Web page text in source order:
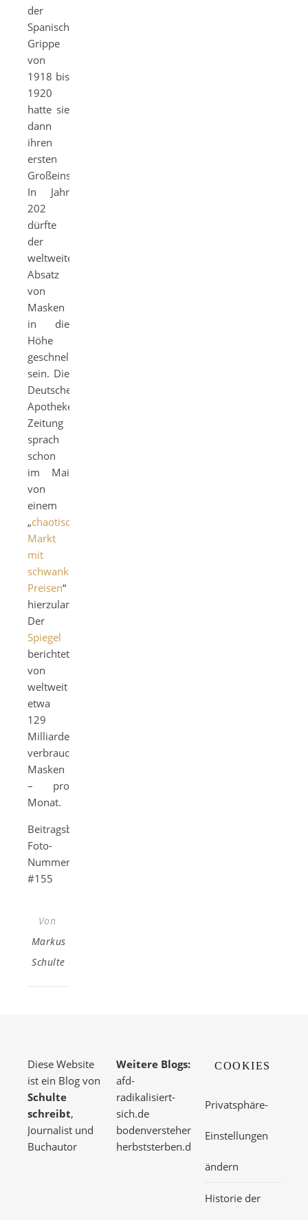
der
Spanischen
Grippe
von
1918 bis
1920
hatte sie
dann
ihren
ersten
Großeinsatz.
In Jahr
202
dürfte
der
weltweite
Absatz
von
Masken
in die
Höhe
geschnellt
sein. Die
Deutsche
Apotheker-
Zeitung
sprach
schon
im Mai
von
einem
„chaotischen
Markt
mit
schwankenden
Preisen“
hierzulande.
Der
Spiegel
berichtet
von
weltweit
etwa
129
Milliarden
verbrauchten
Masken
– pro
Monat.
Beitragsbild:
Foto-
Nummer
#155
Von
Markus
Schulte
Diese Website
ist ein Blog von
Schulte
schreibt,
Journalist und
Buchautor
Weitere Blogs:
afd-
radikalisiert-
sich.de
bodenversteher.de
herbststerben.de
COOKIES
Privatsphäre-
Einstellungen
ändern
Historie der